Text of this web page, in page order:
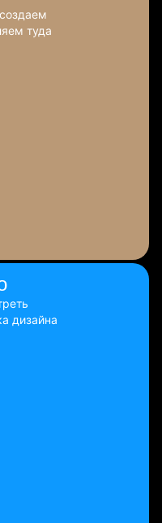
туда
дизайна